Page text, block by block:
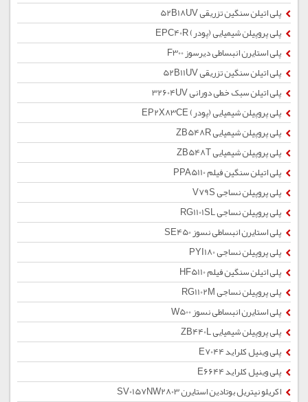
پلی اتیلن سنگین تزریقی 52B18UV
پلی پروپیلن شیمیایی (پودر) EPC40R
پلی استایرن انبساطی دیرسوز F300
پلی اتیلن سنگین تزریقی 52B11UV
پلی اتیلن سبک خطی دورانی 32604UV
پلی پروپیلن شیمیایی (پودر) EP2X83CE
پلی پروپیلن شیمیایی ZB548R
پلی پروپیلن شیمیایی ZB548T
پلی اتیلن سنگین فیلم PPA5110
پلی پروپیلن نساجی V79S
پلی پروپیلن نساجی RG1101SL
پلی استایرن انبساطی نسوز SE450
پلی پروپیلن نساجی PYI180
پلی اتیلن سنگین فیلم HF5110
پلی پروپیلن نساجی RG1102M
پلی استایرن انبساطی نسوز W500
پلی پروپیلن شیمیایی ZB440L
پلی وینیل کلراید E7044
پلی وینیل کلراید E6644
اکریلو نیتریل بوتادین استایرن SV0157NW2803